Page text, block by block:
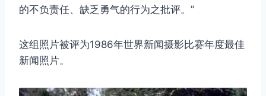
的不负责任、缺乏勇气的行为之批评。”
这组照片被评为1986年世界新闻摄影比赛年度最佳
新闻照片。